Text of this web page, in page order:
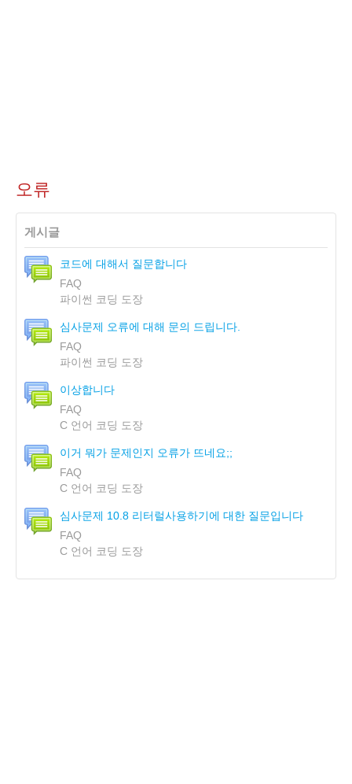
오류
게시글
코드에 대해서 질문합니다
FAQ
파이썬 코딩 도장
심사문제 오류에 대해 문의 드립니다.
FAQ
파이썬 코딩 도장
이상합니다
FAQ
C 언어 코딩 도장
이거 뭐가 문제인지 오류가 뜨네요;;
FAQ
C 언어 코딩 도장
심사문제 10.8 리터럴사용하기에 대한 질문입니다
FAQ
C 언어 코딩 도장